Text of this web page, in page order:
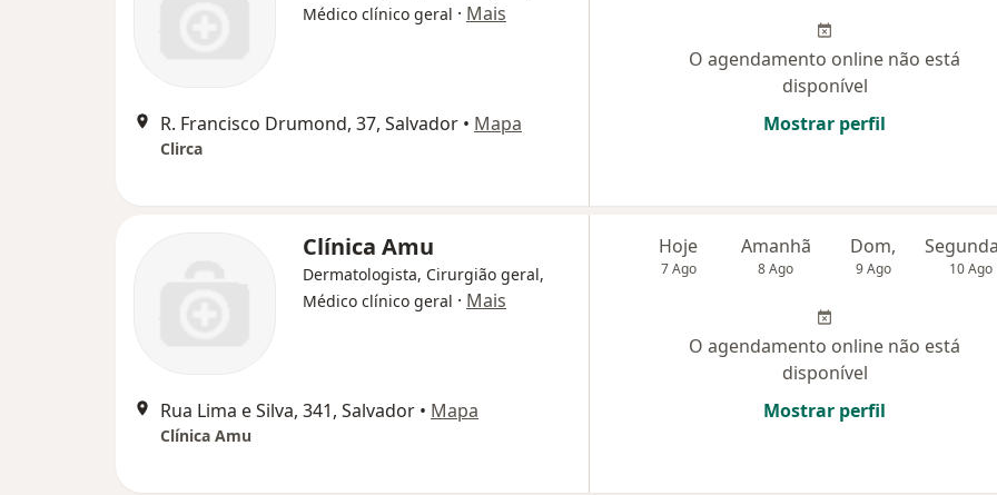
Médico clínico geral · Mais
R. Francisco Drumond, 37, Salvador • Mapa
Clirca
O agendamento online não está
disponível
Mostrar perfil
Clínica Amu
Dermatologista, Cirurgião geral,
Médico clínico geral · Mais
Rua Lima e Silva, 341, Salvador • Mapa
Clínica Amu
Hoje
7 Ago
Amanhã
8 Ago
Dom,
9 Ago 10 Ago
O agendamento online não está
disponível
Mostrar perfil